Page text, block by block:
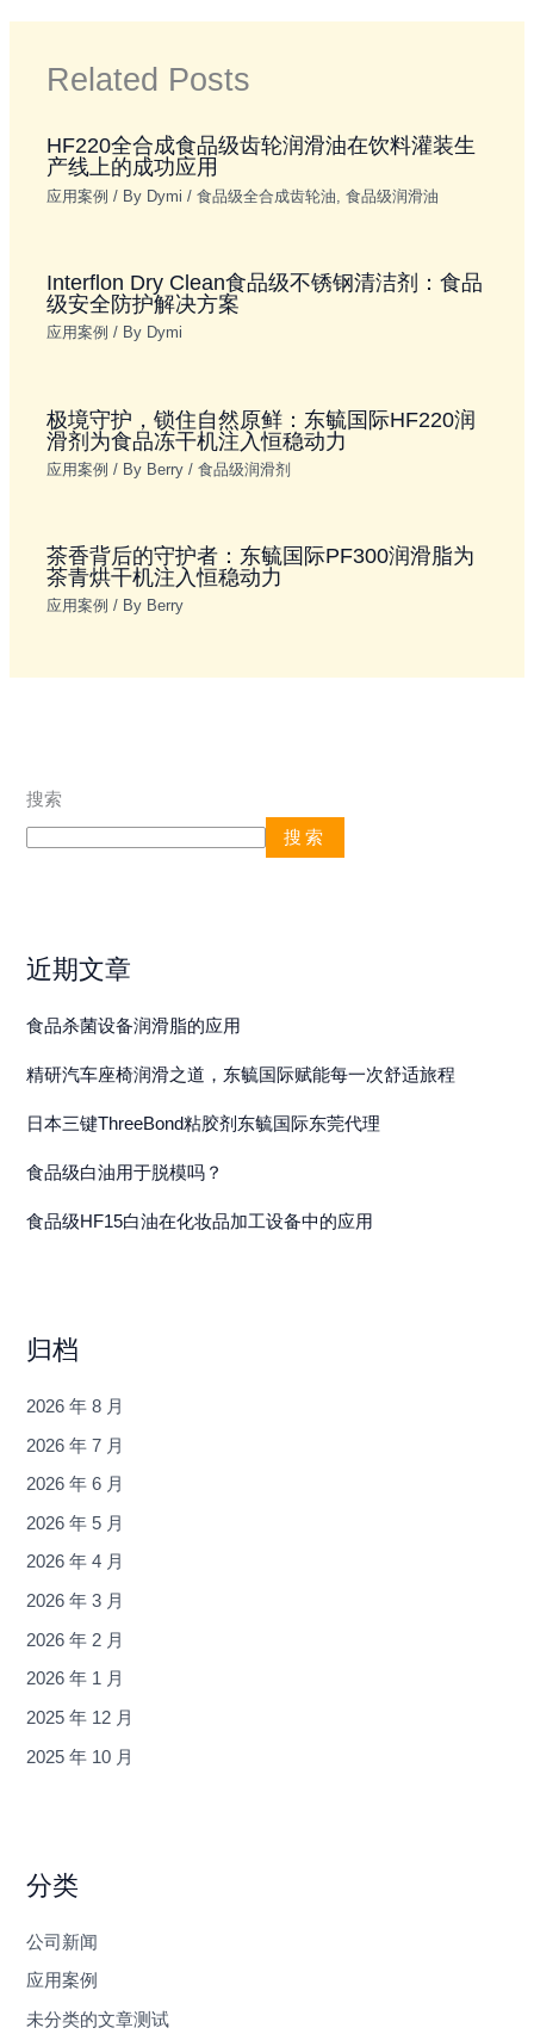
Related Posts
HF220全合成食品级齿轮润滑油在饮料灌装生
产线上的成功应用
应用案例 / By Dymi/食品级全合成齿轮油 ,食品级润滑油
Interflon Dry Clean食品级不锈钢清洁剂：食品
级安全防护解决方案
应用案例 / By Dymi
极境守护，锁住自然原鲜：东毓国际HF220润
滑剂为食品冻干机注入恒稳动力
应用案例 / By Berry/食品级润滑剂
茶香背后的守护者：东毓国际PF300润滑脂为
茶青烘干机注入恒稳动力
应用案例 / By Berry
搜索
搜索
近期文章
食品杀菌设备润滑脂的应用
精研汽车座椅润滑之道，东毓国际赋能每一次舒适旅程
日本三键ThreeBond粘胶剂东毓国际东莞代理
食品级白油用于脱模吗？
食品级HF15白油在化妆品加工设备中的应用
归档
2026 年 8 月
2026 年 7 月
2026 年 6 月
2026 年 5 月
2026 年 4 月
2026 年 3 月
2026 年 2 月
2026 年 1 月
2025 年 12 月
2025 年 10 月
分类
公司新闻
应用案例
未分类的文章测试